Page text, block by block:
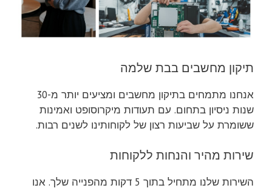
תיקון מחשבים בבת שלמה
אנחנו מתמחים בתיקון מחשבים ומציעים יותר מ-30
שנות ניסיון בתחום. עם תעודות מיקרוסופט ואמינות
ששומרת על שביעות רצון של לקוחותינו לשנים רבות.
שירות מהיר והנחות ללקוחות
השירות שלנו מתחיל בתוך 5 דקות מהפנייה שלך. אנו